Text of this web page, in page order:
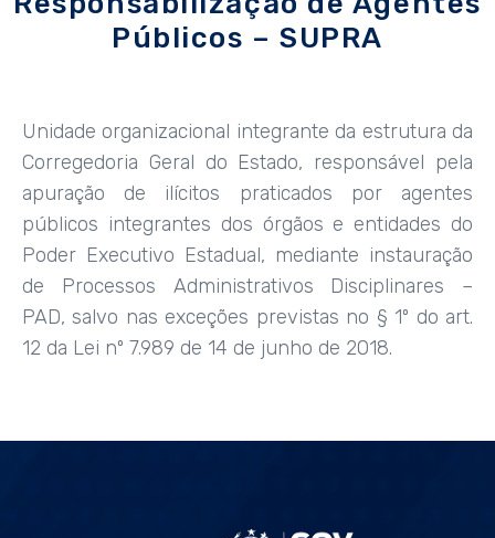
Públicos – SUPRA
Unidade organizacional integrante da estrutura da
Corregedoria Geral do Estado, responsável pela
apuração de ilícitos praticados por agentes
públicos integrantes dos órgãos e entidades do
Poder Executivo Estadual, mediante instauração
de Processos Administrativos Disciplinares –
PAD, salvo nas exceções previstas no § 1º do art.
12 da Lei nº 7.989 de 14 de junho de 2018.